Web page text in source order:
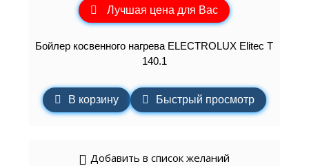
Лучшая цена для Вас
Бойлер косвенного нагрева ELECTROLUX Elitec T
140.1
В корзину Быстрый просмотр
Добавить в список желаний